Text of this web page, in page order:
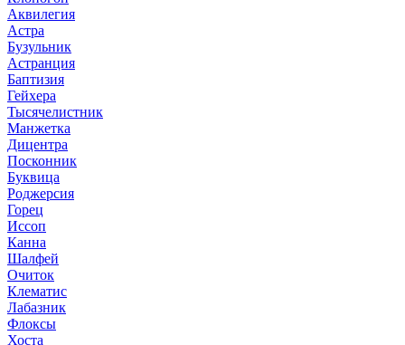
Аквилегия
Астра
Бузульник
Астранция
Баптизия
Гейхера
Тысячелистник
Манжетка
Дицентра
Посконник
Буквица
Роджерсия
Горец
Иссоп
Канна
Шалфей
Очиток
Клематис
Лабазник
Флоксы
Хоста